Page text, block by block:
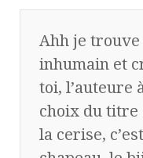
Ahh je
inhumain et
toi, l’auteure
choix du titre
la cerise,